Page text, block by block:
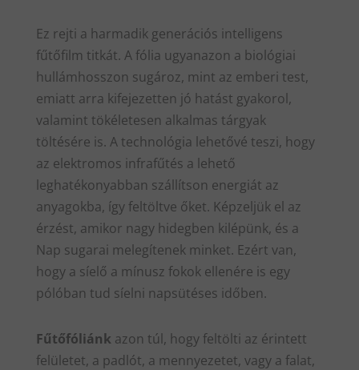
Ez rejti a harmadik generációs intelligens
fűtőfilm titkát. A fólia ugyanazon a biológiai
hullámhosszon sugároz, mint az emberi test,
emiatt arra kifejezetten jó hatást gyakorol,
valamint tökéletesen alkalmas tárgyak
töltésére is. A technológia lehetővé teszi, hogy
az elektromos infrafűtés a lehető
leghatékonyabban szállítson energiát az
anyagokba, így feltöltve őket. Képzeljük el az
érzést, amikor nagy hidegben kilépünk, és a
Nap sugarai melegítenek minket. Ezért van,
hogy a síelő a mínusz fokok ellenére is egy
pólóban tud síelni napsütéses időben.
Fűtőfóliánk azon túl, hogy feltölti az érintett
felületet, a padlót, a mennyezetet, vagy a falat,